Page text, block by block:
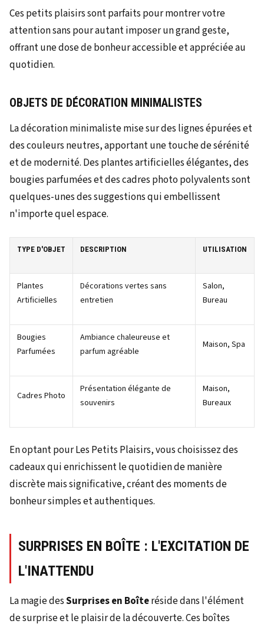
Ces petits plaisirs sont parfaits pour montrer votre
attention sans pour autant imposer un grand geste,
offrant une dose de bonheur accessible et appréciée au
quotidien.
OBJETS DE DÉCORATION MINIMALISTES
La décoration minimaliste mise sur des lignes épurées et
des couleurs neutres, apportant une touche de sérénité
et de modernité. Des plantes artificielles élégantes, des
bougies parfumées et des cadres photo polyvalents sont
quelques-unes des suggestions qui embellissent
n'importe quel espace.
TYPE D'OBJET DESCRIPTION UTILISATION
Plantes
Artificielles
Décorations vertes sans
entretien
Salon,
Bureau
Bougies
Parfumées
Ambiance chaleureuse et
parfum agréable
Maison, Spa
Cadres Photo
Présentation élégante de
souvenirs
Maison,
Bureaux
En optant pour Les Petits Plaisirs, vous choisissez des
cadeaux qui enrichissent le quotidien de manière
discrète mais significative, créant des moments de
bonheur simples et authentiques.
SURPRISES EN BOÎTE : L'EXCITATION DE
L'INATTENDU
La magie desSurprises en Boîteréside dans l'élément
de surprise et le plaisir de la découverte. Ces boîtes